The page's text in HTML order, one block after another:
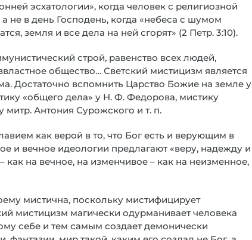
эсхатологии», когда человек с религиозной
не в день Господень, когда «небеса с шумом
земля и все дела на ней сгорят» (2 Петр. 3:10).
строй, равенство всех людей,
общество… Светский мистицизм является
Достаточно вспомнить Царство Божие на земле у
«общего дела» у Н. Ф. Федорова, мистику
митр. Антония Сурожского и т. п.
как верой в то, что Бог есть и верующим в
и вечное идеологии предлагают «веру, надежду и
на вечное, на изменчивое – как на неизменное,
мистична, поскольку мистифицирует
мистицизм магически одурманивает человека
себе и тем самым создает демонически